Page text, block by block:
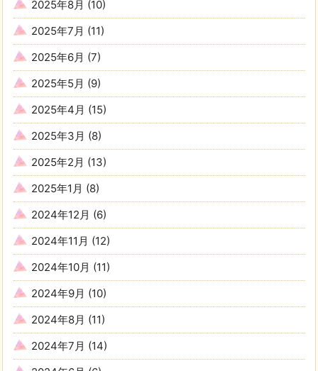
2025年8月 (10)
2025年7月 (11)
2025年6月 (7)
2025年5月 (9)
2025年4月 (15)
2025年3月 (8)
2025年2月 (13)
2025年1月 (8)
2024年12月 (6)
2024年11月 (12)
2024年10月 (11)
2024年9月 (10)
2024年8月 (11)
2024年7月 (14)